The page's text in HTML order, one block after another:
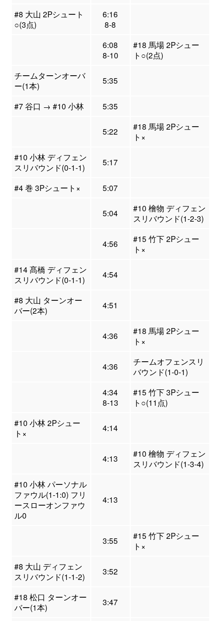
#8 大山 2Pシュート
○(3点)
6:16
8-8
6:08
8-10
#18 馬場 2Pシュー
ト○(2点)
チームターンオーバ
ー(1本)
5:35
#7 谷口 → #10 小林 5:35
5:22
#18 馬場 2Pシュー
ト×
#10 小林 ディフェン
スリバウンド(0-1-1)
5:17
#4 巻 3Pシュート× 5:07
5:04
#10 檜物 ディフェン
スリバウンド(1-2-3)
4:56
#15 竹下 2Pシュー
ト×
#14 髙橋 ディフェン
スリバウンド(0-1-1)
4:54
#8 大山 ターンオー
バー(2本)
4:51
4:36
#18 馬場 2Pシュー
ト×
4:36
チームオフェンスリ
バウンド(1-0-1)
4:34
8-13
#15 竹下 3Pシュー
ト○(11点)
#10 小林 2Pシュー
ト×
4:14
4:13
#10 檜物 ディフェン
スリバウンド(1-3-4)
#10 小林 パーソナル
ファウル(1-1:0) フリ
ースローオンファウ
ル0
4:13
3:55
#15 竹下 2Pシュー
ト×
#8 大山 ディフェン
スリバウンド(1-1-2)
3:52
#18 松口 ターンオー
バー(1本)
3:47